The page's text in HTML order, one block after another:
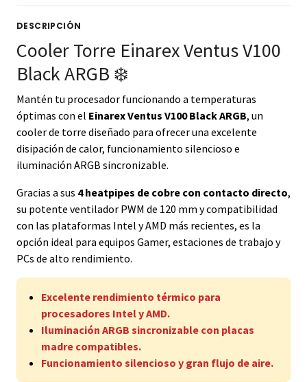
DESCRIPCIÓN
Cooler Torre Einarex Ventus V100
Black ARGB ❄️
Mantén tu procesador funcionando a temperaturas
óptimas con el Einarex Ventus V100 Black ARGB, un
cooler de torre diseñado para ofrecer una excelente
disipación de calor, funcionamiento silencioso e
iluminación ARGB sincronizable.
Gracias a sus 4 heatpipes de cobre con contacto directo,
su potente ventilador PWM de 120 mm y compatibilidad
con las plataformas Intel y AMD más recientes, es la
opción ideal para equipos Gamer, estaciones de trabajo y
PCs de alto rendimiento.
Excelente rendimiento térmico para
procesadores Intel y AMD.
Iluminación ARGB sincronizable con placas
madre compatibles.
Funcionamiento silencioso y gran flujo de aire.